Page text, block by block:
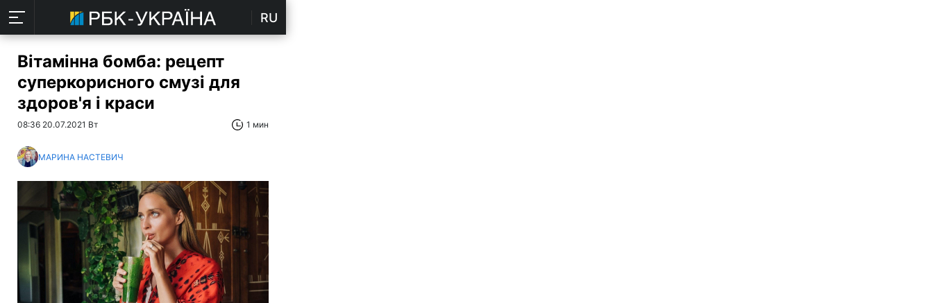
RU
Вітамінна бомба: рецепт
суперкорисного смузі для
здоров'я і краси
08:36 20.07.2021 Вт 1 мин
МАРИНА НАСТЕВИЧ